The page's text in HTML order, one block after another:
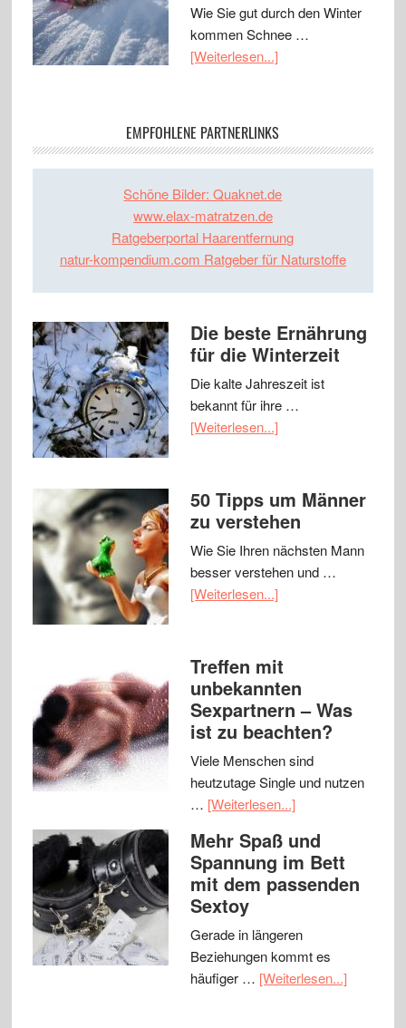
Wie Sie gut durch den Winter
kommen Schnee …
[Weiterlesen...]
EMPFOHLENE PARTNERLINKS
Schöne Bilder: Quaknet.de
www.elax-matratzen.de
Ratgeberportal Haarentfernung
natur-kompendium.com Ratgeber für Naturstoffe
Die beste Ernährung
für die Winterzeit
Die kalte Jahreszeit ist
bekannt für ihre …
[Weiterlesen...]
50 Tipps um Männer
zu verstehen
Wie Sie Ihren nächsten Mann
besser verstehen und …
[Weiterlesen...]
Treffen mit
unbekannten
Sexpartnern – Was
ist zu beachten?
Viele Menschen sind
heutzutage Single und nutzen
… [Weiterlesen...]
Mehr Spaß und
Spannung im Bett
mit dem passenden
Sextoy
Gerade in längeren
Beziehungen kommt es
häufiger … [Weiterlesen...]